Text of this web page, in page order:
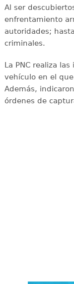
Al ser
enfrentamiento
autoridades;
criminales.
La PNC realiza
vehículo en el
Además,
órdenes de